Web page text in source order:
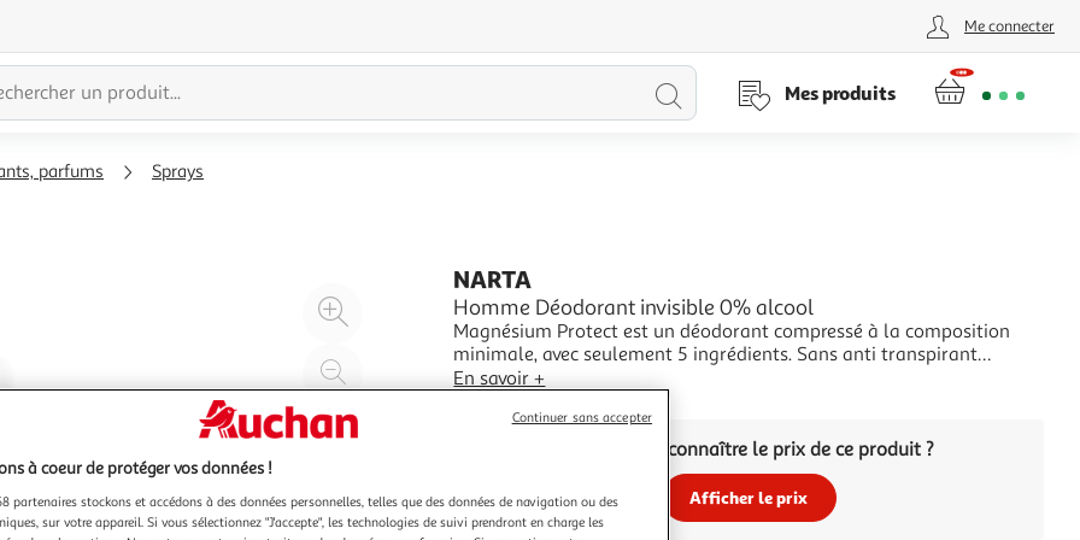
Me connecter
Lancer
Mes produits
parfums Sprays
Agrandir
l'illustration
200%
l'illustration
à
%
Partager
produit
NARTA
Homme Déodorant invisible 0% alcool
Magnésium Protect est un déodorant compressé à la composition
minimale, avec seulement 5 ingrédients. Sans anti transpirant
synthétiques, sans alcool et efficace 48H. Concentré en magnésium, il
invisible, anti traces blanches, e
En savoir +
Vous voulez connaître le prix de ce produit ?
Afficher le prix
à coeur de protéger vos données !
partenaires stockons et accédons à des données personnelles, telles que des données de navigation ou des
sur votre appareil. Si vous sélectionnez "J'accepte", les technologies de suivi prendront en charge les
Continuer sans accepter